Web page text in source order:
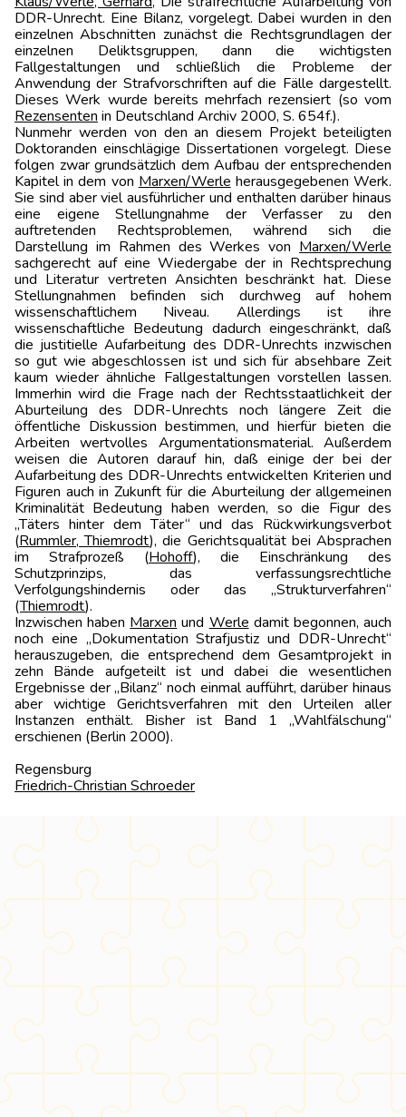
DDR-Unrecht. Eine Bilanz, vorgelegt. Dabei wurden in den
einzelnen Abschnitten zunächst die Rechtsgrundlagen der
einzelnen Deliktsgruppen, dann die wichtigsten
Fallgestaltungen und schließlich die Probleme der
Anwendung der Strafvorschriften auf die Fälle dargestellt.
Dieses Werk wurde bereits mehrfach rezensiert (so vom
Rezensenten in Deutschland Archiv 2000, S. 654f.).
Nunmehr werden von den an diesem Projekt beteiligten
Doktoranden einschlägige Dissertationen vorgelegt. Diese
folgen zwar grundsätzlich dem Aufbau der entsprechenden
Kapitel in dem von Marxen/Werle herausgegebenen Werk.
Sie sind aber viel ausführlicher und enthalten darüber hinaus
eine eigene Stellungnahme der Verfasser zu den
auftretenden Rechtsproblemen, während sich die
Darstellung im Rahmen des Werkes von Marxen/Werle
sachgerecht auf eine Wiedergabe der in Rechtsprechung
und Literatur vertreten Ansichten beschränkt hat. Diese
Stellungnahmen befinden sich durchweg auf hohem
wissenschaftlichem Niveau. Allerdings ist ihre
wissenschaftliche Bedeutung dadurch eingeschränkt, daß
die justitielle Aufarbeitung des DDR-Unrechts inzwischen
so gut wie abgeschlossen ist und sich für absehbare Zeit
kaum wieder ähnliche Fallgestaltungen vorstellen lassen.
Immerhin wird die Frage nach der Rechtsstaatlichkeit der
Aburteilung des DDR-Unrechts noch längere Zeit die
öffentliche Diskussion bestimmen, und hierfür bieten die
Arbeiten wertvolles Argumentationsmaterial. Außerdem
weisen die Autoren darauf hin, daß einige der bei der
Aufarbeitung des DDR-Unrechts entwickelten Kriterien und
Figuren auch in Zukunft für die Aburteilung der allgemeinen
Kriminalität Bedeutung haben werden, so die Figur des
„Täters hinter dem Täter“ und das Rückwirkungsverbot
(Rummler, Thiemrodt), die Gerichtsqualität bei Absprachen
im Strafprozeß (Hohoff), die Einschränkung des
Schutzprinzips, das verfassungsrechtliche
Verfolgungshindernis oder das „Strukturver­fahren“
(Thiemrodt).
Inzwischen haben Marxen und Werle damit begonnen, auch
noch eine „Dokumentation Strafjustiz und DDR-Unrecht“
herauszugeben, die entsprechend dem Gesamtprojekt in
zehn Bände aufgeteilt ist und dabei die wesentlichen
Ergebnisse der „Bilanz“ noch einmal aufführt, darüber hinaus
aber wichtige Gerichtsverfahren mit den Urteilen aller
Instanzen enthält. Bisher ist Band 1 „Wahlfälschung“
erschienen (Berlin 2000).
Friedrich-Christian Schroeder